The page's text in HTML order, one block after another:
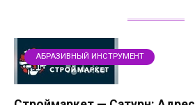
АБРАЗИВНЫЙ ИНСТРУМЕНТ